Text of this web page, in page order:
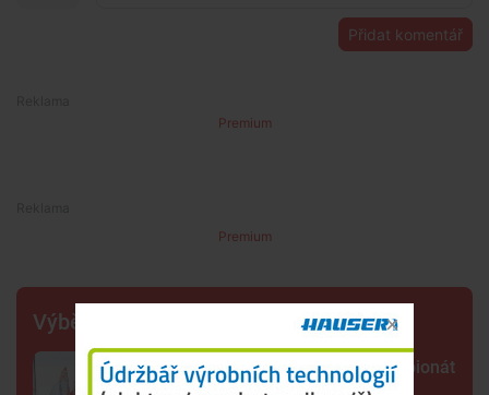
Přidat komentář
Premium
Premium
Výběr šéfredaktora
Lipno poprvé hostí evropský šampionát